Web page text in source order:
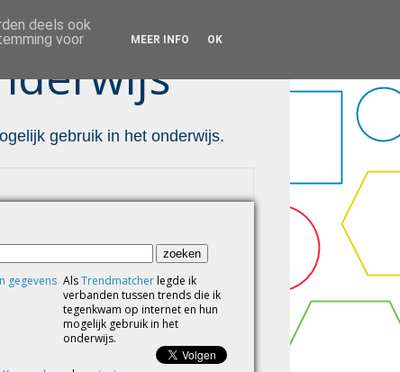
™
gebruik in het onderwijs.
AlsTrendmatcher legde ik
verbanden tussen trends die ik
tegenkwam op internet en hun
mogelijk gebruik in het
onderwijs.
deels ook
voor
MEER INFO OK